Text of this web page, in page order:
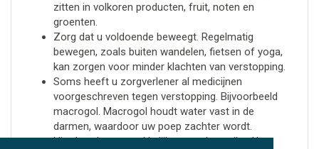
zitten in volkoren producten, fruit, noten en
groenten.
Zorg dat u voldoende beweegt. Regelmatig
bewegen, zoals buiten wandelen, fietsen of yoga,
kan zorgen voor minder klachten van verstopping.
Soms heeft u zorgverlener al medicijnen
voorgeschreven tegen verstopping. Bijvoorbeeld
macrogol. Macrogol houdt water vast in de
darmen, waardoor uw poep zachter wordt.
Hierdoor kunt u makkelijker naar het toilet. Uw